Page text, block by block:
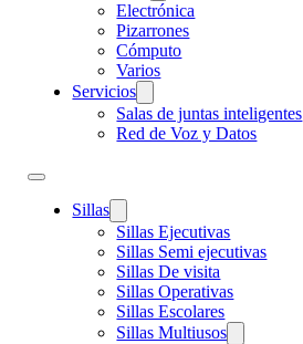
Electrónica
Pizarrones
Cómputo
Varios
Servicios
Salas de juntas inteligentes
Red de Voz y Datos
Sillas
Sillas Ejecutivas
Sillas Semi ejecutivas
Sillas De visita
Sillas Operativas
Sillas Escolares
Sillas Multiusos